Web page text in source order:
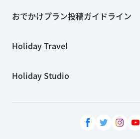
おでかけプラン投稿ガイドライン
Holiday Travel
Holiday Studio